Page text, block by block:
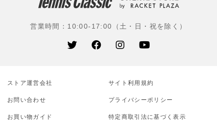
使用選手：国枝慎吾(ユニクロ)、大坂なおみ(フリー)、西
本総業ホールディングス)、望月慎太郎(IMG Academ
莉(日本住宅ローン)、スタン・ワウリンカ(スイス)、キャ
ダ・ベンチッチ(スイス)、デニス・シャポバロフ(カナ
営業時間：10:00-17:00（土・日・祝を除く）
ストア運営会社 サイト利⽤規約
お問い合わせ プライバシーポリシー
お買い物ガイド 特定商取引法に基づく表示